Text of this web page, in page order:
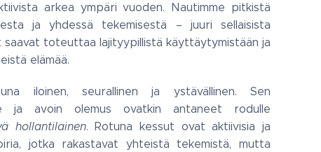
arkea ympäri vuoden. Nautimme pitkistä
ja yhdessä tekemisestä – juuri sellaisista
saavat toteuttaa lajityypillistä käyttäytymistään ja
elämää.
iloinen, seurallinen ja ystävällinen. Sen
ja avoin olemus ovatkin antaneet rodulle
hollantilainen. Rotuna kessut ovat aktiivisia ja
jotka rakastavat yhteistä tekemistä, mutta